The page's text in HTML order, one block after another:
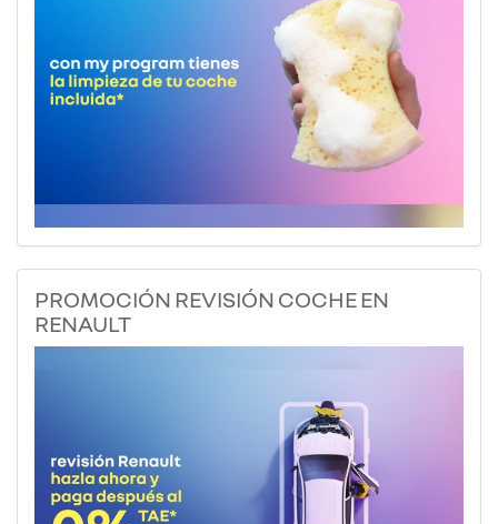
PROMOCIÓN REVISIÓN COCHE EN
RENAULT